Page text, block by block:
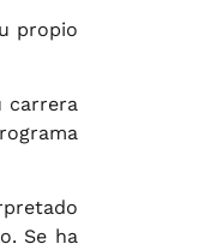
propio
carrera
Se ha